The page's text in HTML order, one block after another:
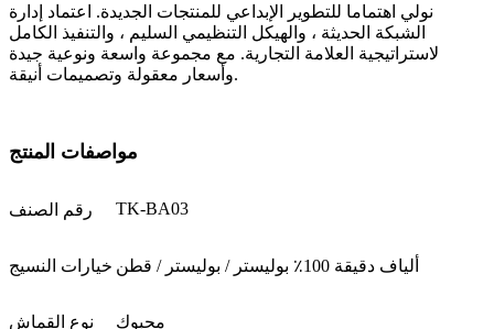
نولي اهتماما للتطوير الإبداعي للمنتجات الجديدة. اعتماد إدارة
الشبكة الحديثة ، والهيكل التنظيمي السليم ، والتنفيذ الكامل
لاستراتيجية العلامة التجارية. مع مجموعة واسعة ونوعية جيدة
وأسعار معقولة وتصميمات أنيقة.
مواصفات المنتج
رقم الصنف TK-BA03
خيارات النسيج ألياف دقيقة 100٪ بوليستر / بوليستر / قطن
نوع القماش محبوك